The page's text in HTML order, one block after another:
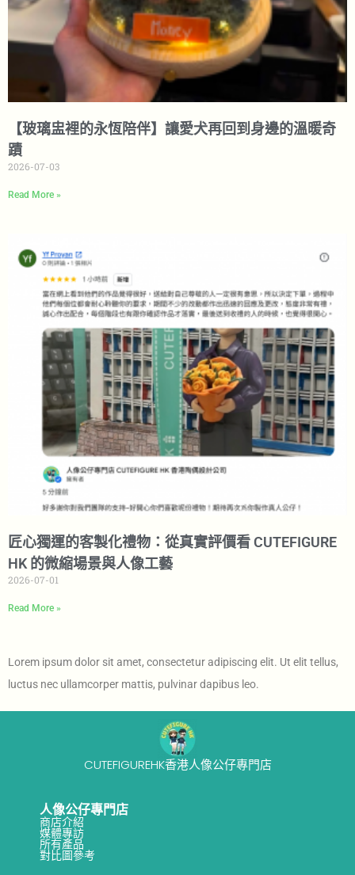
【玻璃盅裡的永恆陪伴】讓愛犬再回到身邊的溫暖奇
蹟
2026-07-03
Read More »
匠心獨運的客製化禮物：從真實評價看 CUTEFIGURE
HK 的微縮場景與人像工藝
2026-07-01
Read More »
Lorem ipsum dolor sit amet, consectetur adipiscing elit. Ut elit tellus,
luctus nec ullamcorper mattis, pulvinar dapibus leo.
CUTEFIGUREHK香港人像公仔專門店
人像公仔專門店
商店介紹
媒體專訪
所有產品
對比圖參考